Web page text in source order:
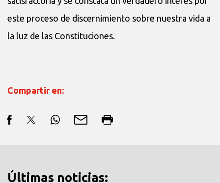
este proceso de discernimiento sobre nuestra vida a
la luz de las Constituciones.
Compartir en:
Últimas noticias: